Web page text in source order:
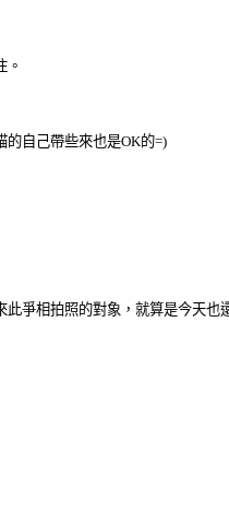
。
的自己帶些來也是OK的=)
爭相拍照的對象，就算是今天也